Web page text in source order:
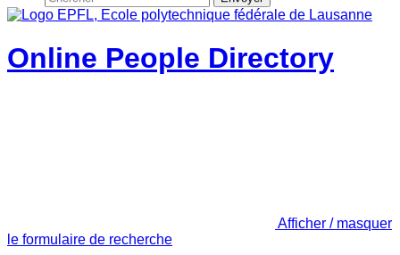
Online People Directory
Afficher / masquer
le formulaire de recherche